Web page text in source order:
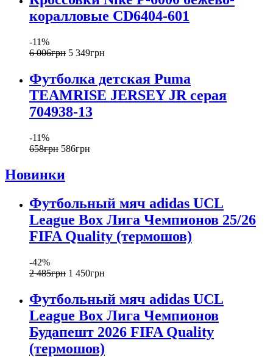
коралловые CD6404-601
-11%
6 006грн 5 349грн
Футболка детская Puma
TEAMRISE JERSEY JR серая
704938-13
-11%
658грн 586грн
Новинки
Футбольный мяч adidas UCL
League Box Лига Чемпионов 25/26
FIFA Quality (термошов)
-42%
2 485грн 1 450грн
Футбольный мяч adidas UCL
League Box Лига Чемпионов
Будапешт 2026 FIFA Quality
(термошов)